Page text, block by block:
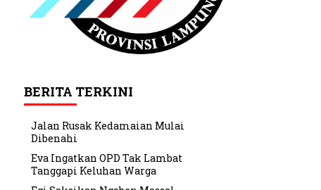
BERITA TERKINI
Jalan Rusak Kedamaian Mulai
Dibenahi
Eva Ingatkan OPD Tak Lambat
Tanggapi Keluhan Warga